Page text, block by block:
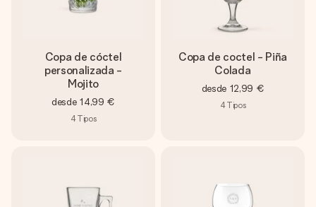
Copa de cóctel
personalizada -
Mojito
desde 14,99 €
4Tipos
Copa de coctel - Piña
Colada
desde 12,99 €
4Tipos